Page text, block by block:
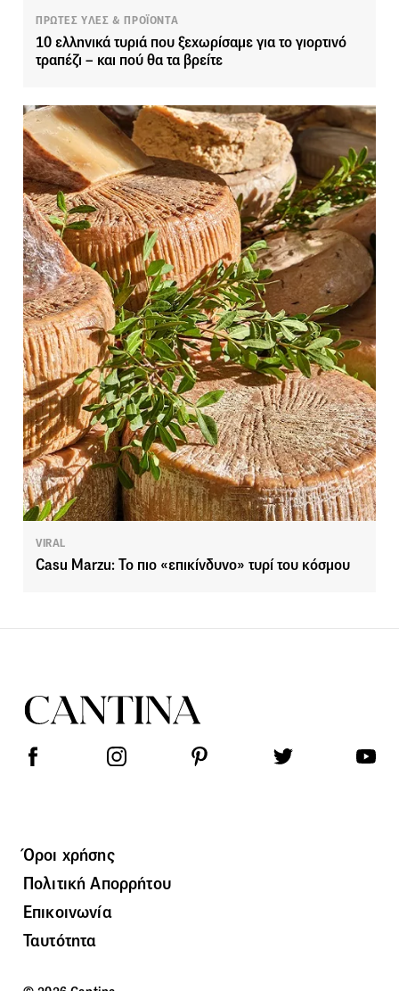
ΠΡΩΤΕΣ ΥΛΕΣ & ΠΡΟΪΟΝΤΑ
10 ελληνικά τυριά που ξεχωρίσαμε για το γιορτινό
τραπέζι – και πού θα τα βρείτε
VIRAL
Casu Marzu: Το πιο «επικίνδυνο» τυρί του κόσμου
Όροι χρήσης
Πολιτική Απορρήτου
Επικοινωνία
Ταυτότητα